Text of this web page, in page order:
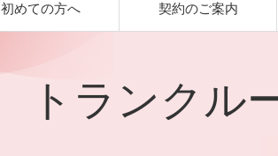
初めての方へ 契約のご案内
トランクル